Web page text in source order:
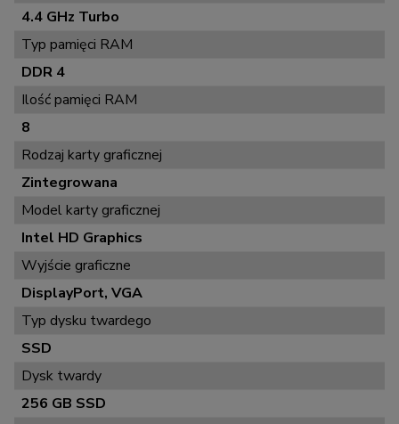
4.4 GHz Turbo
Typ pamięci RAM
DDR 4
Ilość pamięci RAM
8
Rodzaj karty graficznej
Zintegrowana
Model karty graficznej
Intel HD Graphics
Wyjście graficzne
DisplayPort, VGA
Typ dysku twardego
SSD
Dysk twardy
256 GB SSD